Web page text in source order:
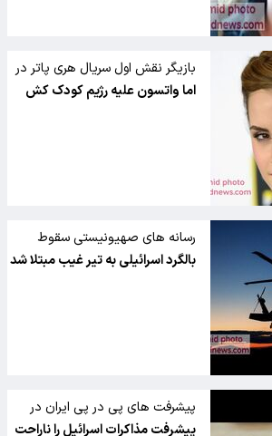
بازیگر نقش اول سریال هری پاتر در
صفحه اینستاگرامی خود علیه
اما واتسون علیه رژیم کودک کش
رسانه های صهیونیستی سقوط
بالگرد در حیفا را بایکوت کردند
بالگرد اسرائیلی به تیر غیب مبتلا شد
پیشرفت های پی در پی ایران در
وین ناله اسرائیلی ها را در آورد
پیشرفت مذاکرات اسرائیل را ناراحت